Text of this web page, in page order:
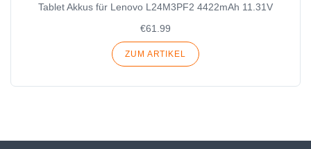
Tablet Akkus für Lenovo L24M3PF2 4422mAh 11.31V
€61.99
ZUM ARTIKEL